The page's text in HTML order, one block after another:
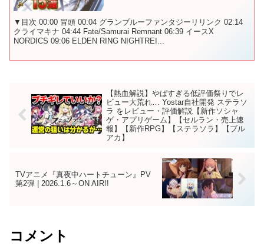
▼目次 00:00 冒頭 00:04 グランブルーファンタジーリリンク 02:14
クライマキナ 04:44 Fate/Samurai Remnant 06:39 イースX
NORDICS 09:06 ELDEN RING NIGHTREI...
【熱血解説】やばすぎる低評価祭りでレ
ビュー大荒れ… Yostar自社開発 ステラソ
ラ をレビュー・評価解説【新作ソシャ
ゲ・アプリゲーム】【セルラン・売上速
報】【新作RPG】【ステラソラ】【ブル
アカ】
TVアニメ『真夜中ハートチューン』PV
第2弾 | 2026.1.6～ON AIR!!
コメント